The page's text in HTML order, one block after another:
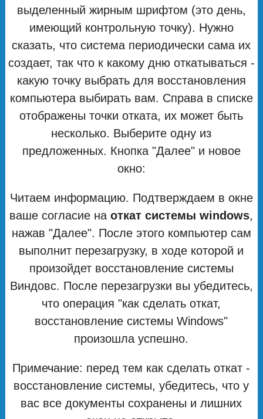
выделенный жирным шрифтом (это день,
имеющий контрольную точку). Нужно
сказать, что система периодически сама их
создает, так что к какому дню откатываться -
какую точку выбрать для восстановления
компьютера выбирать вам. Справа в списке
отображены точки отката, их может быть
несколько. Выберите одну из
предложенных. Кнопка "Далее" и новое
окно:
Читаем информацию. Подтверждаем в окне
ваше согласие наоткат системы windows,
нажав "Далее". После этого компьютер сам
выполнит перезагрузку, в ходе которой и
произойдет восстановление системы
Виндовс. После перезагрузки вы убедитесь,
что операция "как сделать откат,
восстановление системы Windows"
произошла успешно.
Примечание: перед тем как сделать откат -
восстановление системы, убедитесь, что у
вас все документы сохранены и лишних